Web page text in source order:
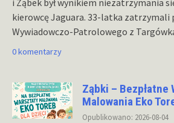
i Ząbek był wynikiem niezatrzymania
kierowcę Jaguara. 33-latka zatrzymali
Wywiadowczo-Patrolowego z
0 komentarzy
Ząbki – Bezpłatne
Malowania Eko
Opublikowano: 2026-08-04